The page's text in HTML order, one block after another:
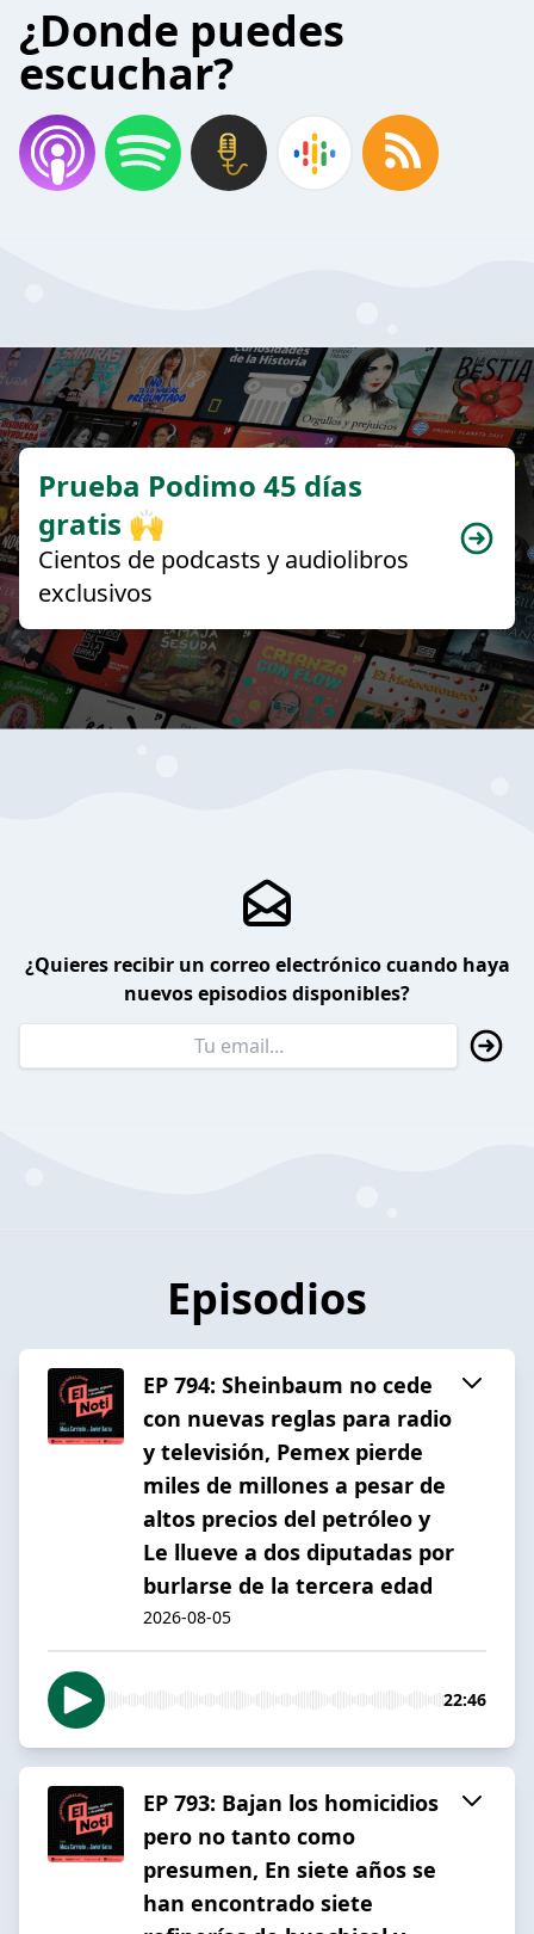
¿Donde puedes
escuchar?
Prueba Podimo 45 días
gratis 🙌
Cientos de podcasts y audiolibros
exclusivos
¿Quieres recibir un correo electrónico cuando haya
nuevos episodios disponibles?
Episodios
EP 794: Sheinbaum no cede
con nuevas reglas para radio
y televisión, Pemex pierde
miles de millones a pesar de
altos precios del petróleo y
Le llueve a dos diputadas por
burlarse de la tercera edad
2026-08-05
22:46
EP 793: Bajan los homicidios
pero no tanto como
presumen, En siete años se
han encontrado siete